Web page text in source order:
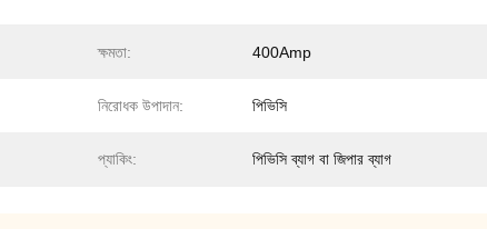
ক্ষমতা: 400Amp
নিরোধক উপাদান: পিভিসি
প্যাকিং: পিভিসি ব্যাগ বা জিপার ব্যাগ